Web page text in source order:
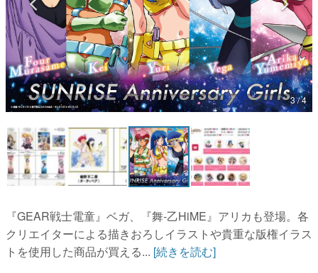
カテゴリ
特集記事
マンガ
女性向け
アプリレビュー
その他
運営：株式会社マレ
3 / 4
『GEAR戦士電童』ベガ、『舞-乙HiME』アリカも登場。各
クリエイターによる描きおろしイラストや貴重な版権イラス
トを使用した商品が買える... [続きを読む]